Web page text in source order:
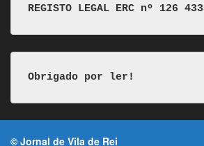
REGISTO LEGAL ERC nº 126 433
Obrigado por ler!
© Jornal de Vila de Rei